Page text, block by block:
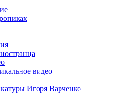
видео
Игоря Варченко